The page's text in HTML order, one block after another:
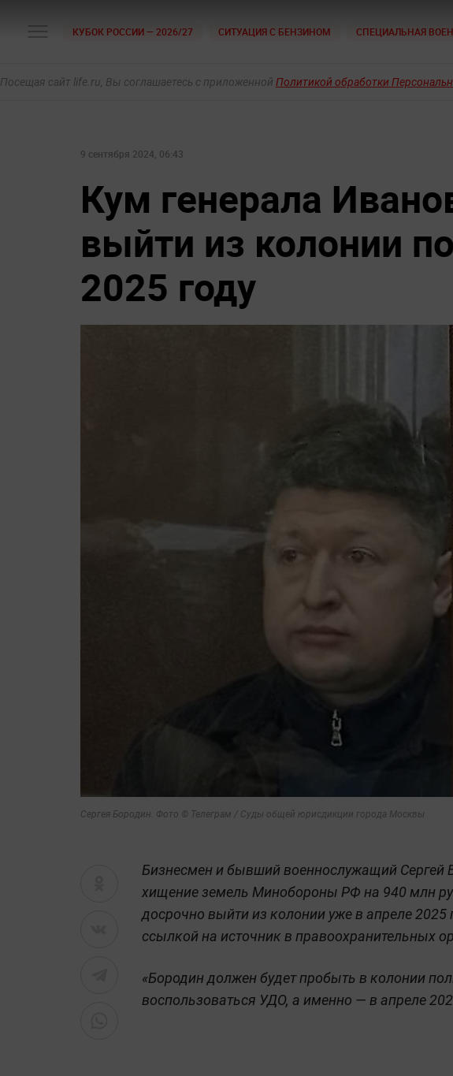
КУБОК РОССИИ — 2026/27 СИТУАЦИЯ С БЕНЗИНОМ СПЕЦИАЛЬНАЯ
Посещая сайт life.ru, Вы соглашаетесь с приложенной Политикой обработки
9 сентября 2024, 06:43
Кум генерала
выйти из колонии
2025 году
Сергея Бородин. Фото © Телеграм / Суды общей юрисдикции города Москвы
Бизнесмен и бывший военнослужащий Сергей
хищение земель Минобороны РФ на 940 млн
досрочно выйти из колонии уже в апреле 2025
ссылкой на источник в правоохранительных
«Бородин должен будет пробыть в колонии
воспользоваться УДО, а именно — в апреле